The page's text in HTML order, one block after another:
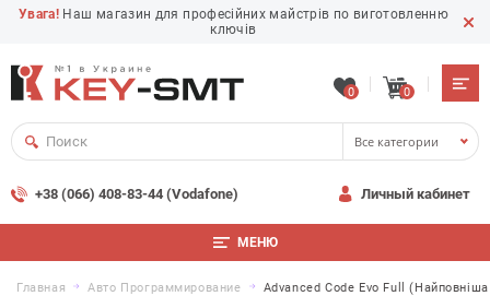
Увага! Наш магазин для професійних майстрів по виготовленню
ключів
0 0
Все категории
+38 (066) 408-83-44 (Vodafone) Личный кабинет
МЕНЮ
Главная Авто Программирование Advanced Code Evo Full